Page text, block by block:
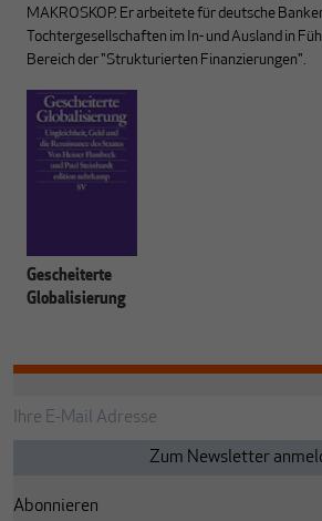
MAKROSKOP. Er arbeitete für deutsche
Tochtergesellschaften im In- und Ausland in
Bereich der "Strukturierten Finanzierungen".
Gescheiterte
Globalisierung
Abonnieren